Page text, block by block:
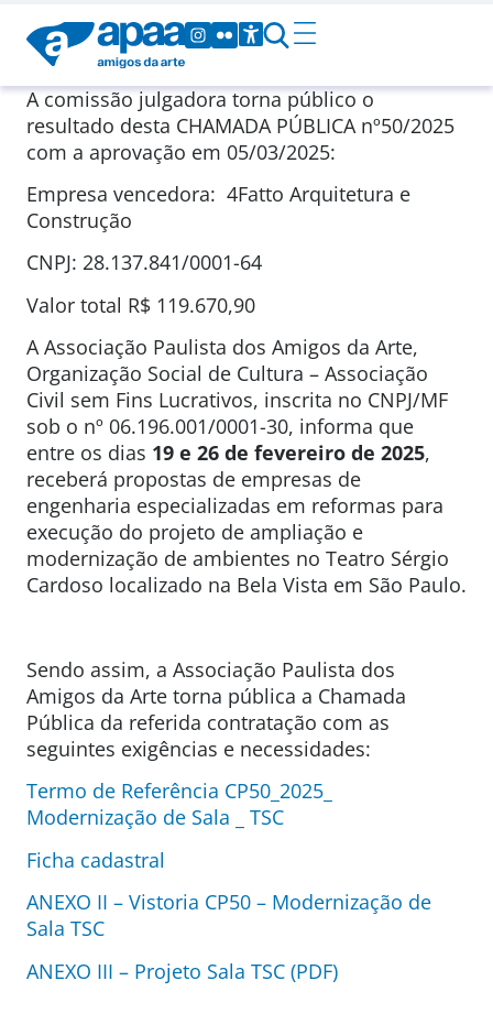
A comissão julgadora torna público o
resultado desta CHAMADA PÚBLICA nº50/2025
com a aprovação em 05/03/2025:
Empresa vencedora: 4Fatto Arquitetura e
Construção
CNPJ: 28.137.841/0001-64
Valor total R$ 119.670,90
A Associação Paulista dos Amigos da Arte,
Organização Social de Cultura – Associação
Civil sem Fins Lucrativos, inscrita no CNPJ/MF
sob o nº 06.196.001/0001-30, informa que
entre os dias 19 e 26 de fevereiro de 2025,
receberá propostas de empresas de
engenharia especializadas em reformas para
execução do projeto de ampliação e
modernização de ambientes no Teatro Sérgio
Cardoso localizado na Bela Vista em São Paulo.
Sendo assim, a Associação Paulista dos
Amigos da Arte torna pública a Chamada
Pública da referida contratação com as
seguintes exigências e necessidades:
Termo de Referência CP50_2025_
Modernização de Sala _ TSC
Ficha cadastral
ANEXO II – Vistoria CP50 – Modernização de
Sala TSC
ANEXO III – Projeto Sala TSC (PDF)